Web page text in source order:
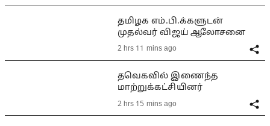
தமிழக எம்.பி.க்களுடன்
முதல்வர் விஜய் ஆலோசனை
2 hrs 11 mins ago
தவெகவில் இணைந்த
மாற்றுக்கட்சியினர்
2 hrs 15 mins ago